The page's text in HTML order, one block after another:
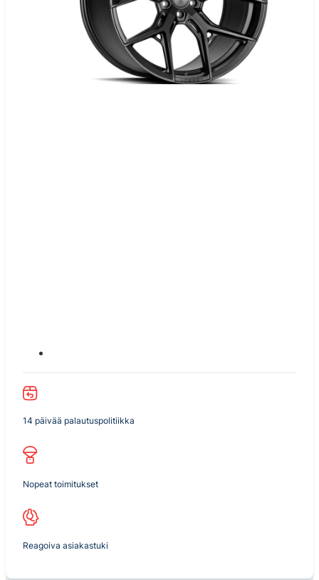
14 päivää palautuspolitiikka
Nopeat toimitukset
Reagoiva asiakastuki